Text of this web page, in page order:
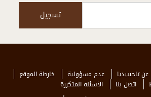
عن تاجيبيديا عدم مسؤولية
خارطة الموقع
اتصل بنا
الأسئلة المتكررة